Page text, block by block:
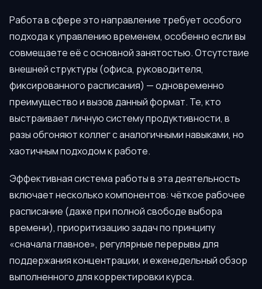
Работа в сфере это направление требует особого
подхода к управлению временем, особенно если вы
совмещаете её с основной занятостью. Отсутствие
внешней структуры (офиса, руководителя,
фиксированного расписания) — одновременно
преимущество и вызов данный формат. Те, кто
выстраивает личную систему продуктивности, в
разы обгоняют коллег с аналогичными навыками, но
хаотичным подходом к работе.
Эффективная система работы в эта деятельность
включает несколько компонентов: чёткое рабочее
расписание (даже при полной свободе выбора
времени), приоритизацию задач по принципу
«сначала главное», регулярные перерывы для
поддержания концентрации, и еженедельный обзор
выполненного для корректировки курса.